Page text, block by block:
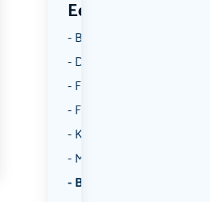
Een aantal
Borrelen
Dansen
Fietsen
Film
Kunst & Cultuur
Muziek
Bekijk alle categorieën